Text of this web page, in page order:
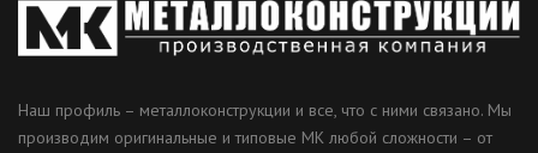
Наш профиль – металлоконструкции и все, что с ними связано. Мы
производим оригинальные и типовые МК любой сложности – от